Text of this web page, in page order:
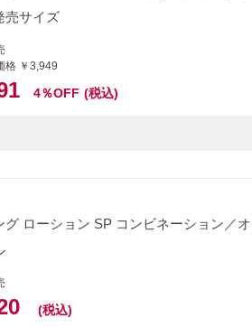
売サイズ
格 ￥3,949
4％OFF (税込)
グ ローション SP コンビネーション／
(税込)